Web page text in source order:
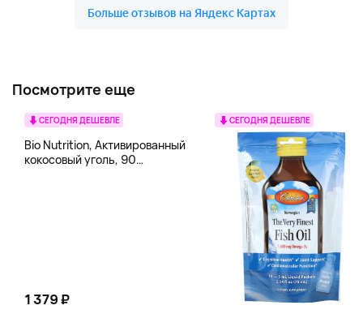
Посмотрите еще
СЕГОДНЯ ДЕШЕВЛЕ
Bio Nutrition, Активированный
кокосовый уголь, 90
1 379 ₽
СЕГОДНЯ ДЕШЕВЛЕ